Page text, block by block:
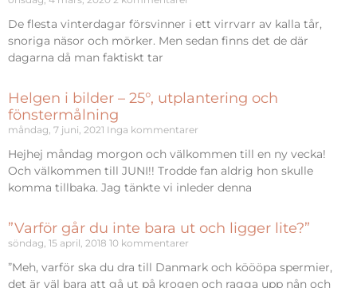
De flesta vinterdagar försvinner i ett virrvarr av kalla tår,
snoriga näsor och mörker. Men sedan finns det de där
dagarna då man faktiskt tar
Helgen i bilder – 25°, utplantering och
fönstermålning
måndag, 7 juni, 2021 Inga kommentarer
Hejhej måndag morgon och välkommen till en ny vecka!
Och välkommen till JUNI!! Trodde fan aldrig hon skulle
komma tillbaka. Jag tänkte vi inleder denna
”Varför går du inte bara ut och ligger lite?”
söndag, 15 april, 2018 10 kommentarer
”Meh, varför ska du dra till Danmark och köööpa spermier,
det är väl bara att gå ut på krogen och ragga upp nån och